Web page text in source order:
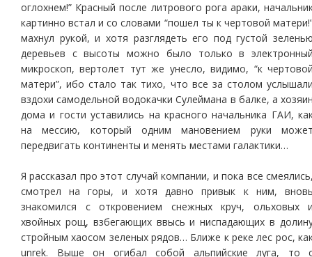
оглохнем!” Красный после литрового рога араки,
картинно встал и со словами “пошел ты к чертовой
махнул рукой, и хотя разглядеть его под густой
деревьев с высоты можно было только в
микроскоп, вертолет тут же унесло, видимо, “к
матери”, ибо стало так тихо, что все за столом
вздохи самодельной водокачки Сулеймана в балке, а
дома и гости уставились на красного начальника ГАИ,
на мессию, который одним мановением руки
передвигать континенты и менять местами галактики…
Я рассказал про этот случай компании, и пока все
смотрел на горы, и хотя давно привык к ним,
знакомился с откровением снежных круч, ольховых
хвойных рощ, взбегающих ввысь и ниспадающих в
стройным хаосом зеленых рядов… Ближе к реке лес рос,
unrek. Выше он огибал собой альпийские луга, то